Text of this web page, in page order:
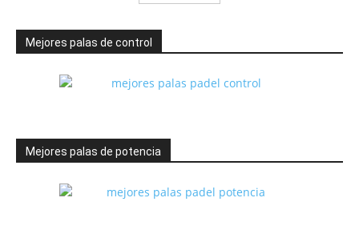
Mejores palas de control
Mejores palas de potencia